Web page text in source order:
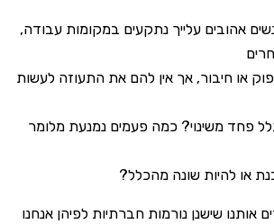
אהובים עלייך נתקעים במקומות עבודה,
או חיבור, אך אין להם את התעוזה לעשות
פחד משינוי? כמה פעמים נמנעת מלומר
או להיות שונה מהכלל
אותנו שישנן נורמות חברתיות לפיהן אנחנו